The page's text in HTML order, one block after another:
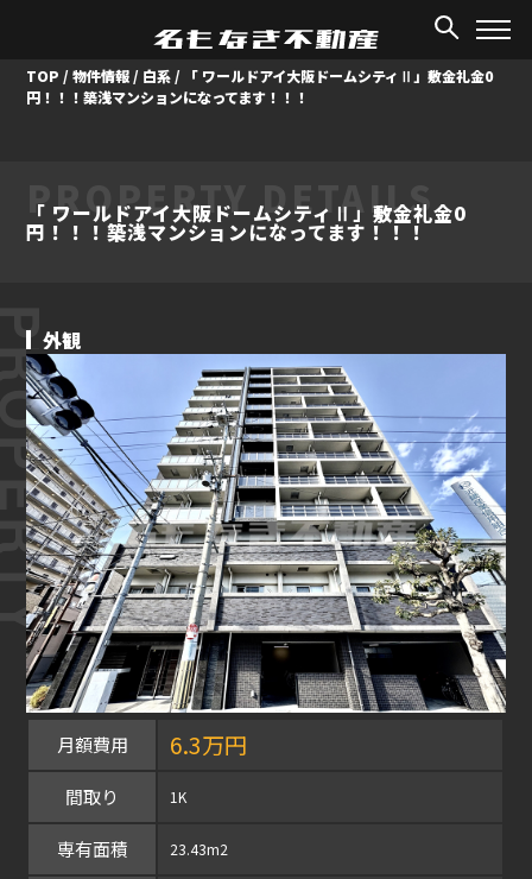
TOP /物件情報 / 白系 /
「 ワールドアイ大阪ドームシティⅡ」敷金礼金0
円！！！築浅マンションになってます！！！
PROPERTY DETAILS
「 ワールドアイ大阪ドームシティⅡ」敷金礼金0
円！！！築浅マンションになってます！！！
外観
月額費用 6.3万円
間取り 1K
専有面積 23.43m2